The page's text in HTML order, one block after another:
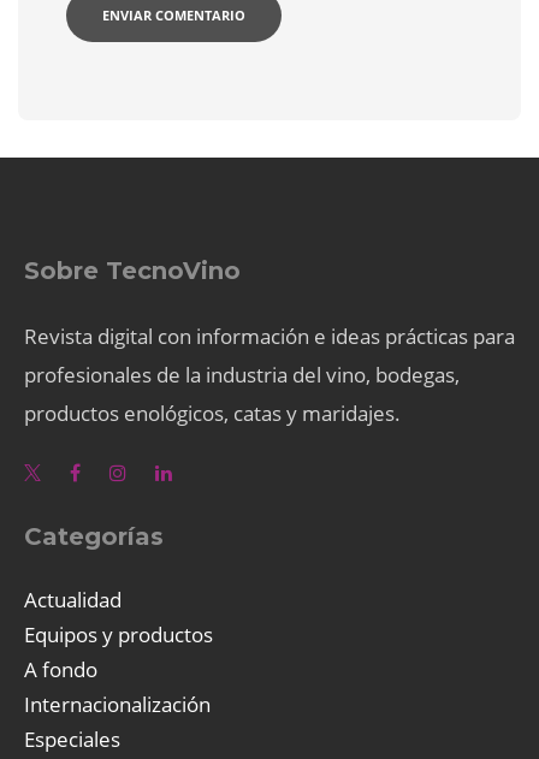
Sobre TecnoVino
Revista digital con información e ideas prácticas para
profesionales de la industria del vino, bodegas,
productos enológicos, catas y maridajes.
Categorías
Actualidad
Equipos y productos
A fondo
Internacionalización
Especiales